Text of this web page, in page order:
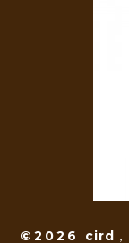
©2026 cird，